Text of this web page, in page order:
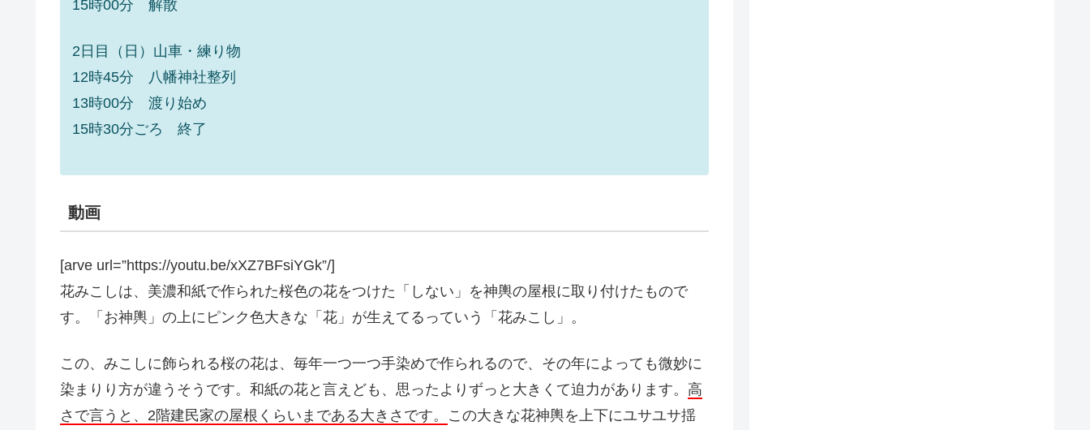
15時00分 解散
2日目（日）山車・練り物
12時45分 八幡神社整列
13時00分 渡り始め
15時30分ごろ 終了
動画
[arve url=”https://youtu.be/xXZ7BFsiYGk”/]
花みこしは、美濃和紙で作られた桜色の花をつけた「しない」を神輿の屋根に取り付けたもので
す。「お神輿」の上にピンク色大きな「花」が生えてるっていう「花みこし」。
この、みこしに飾られる桜の花は、毎年一つ一つ手染めで作られるので、その年によっても微妙に
染まりり方が違うそうです。和紙の花と言えども、思ったよりずっと大きくて迫力があります。 高
さで言うと、2階建民家の屋根くらいまである大きさです。 この大きな花神輿を上下にユサユサ揺